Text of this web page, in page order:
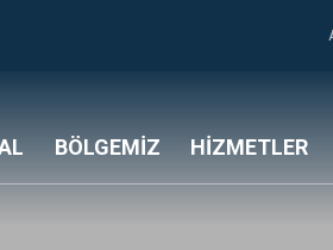
BÖLGEMİZ HİZMETLER